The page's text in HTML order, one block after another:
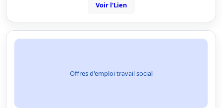
Voir l'Lien
Offres d'emploi travail social